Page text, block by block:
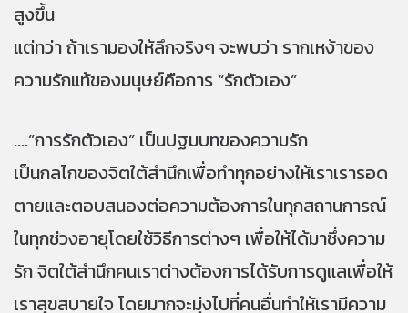
สูงขึ้น
แต่ทว่า ถ้าเรามองให้ลึกจริงๆ จะพบว่า รากเหง้าของ
ความรักแท้ของมนุษย์คือการ “รักตัวเอง”
....”การรักตัวเอง” เป็นปฐมบทของความรัก
เป็นกลไกของจิตใต้สำนึกเพื่อทำทุกอย่างให้เราเรารอด
ตายและตอบสนองต่อความต้องการในทุกสถานการณ์
ในทุกช่วงอายุโดยใช้วิธีการต่างๆ เพื่อให้ได้มาซึ่งความ
รักจิตใต้สำนึกคนเราต่างต้องการได้รับการดูแลเพื่อให้
เราสุขสบายใจโดยมากจะมุ่งไปที่คนอื่นทำให้เรามีความ